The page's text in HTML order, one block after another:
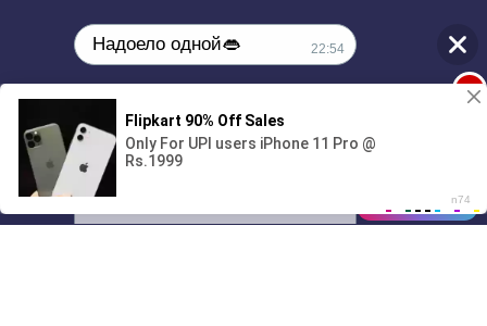
01/07
00:00
Надоело одной👄 22:54
🔞Может, изменим это?💦
1